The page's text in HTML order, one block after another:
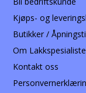
Kjøps- og
Butikker /
Om
Kontakt oss